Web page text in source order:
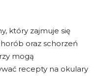
który zajmuje się
oraz schorzeń
mogą
recepty na okulary